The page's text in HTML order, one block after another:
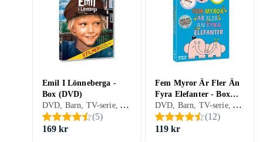
Emil I Lönneberga -
Box (DVD)
DVD, Barn, TV-serie, Animerat, Familj, Sverige (SE)
(5)
169 kr
Fem Myror Är Fler Än
Fyra Elefanter - Box
(DVD)
DVD, Barn, TV-serie, Animerat, Familj, Julkalender, Sverige (SE)
(12)
119 kr